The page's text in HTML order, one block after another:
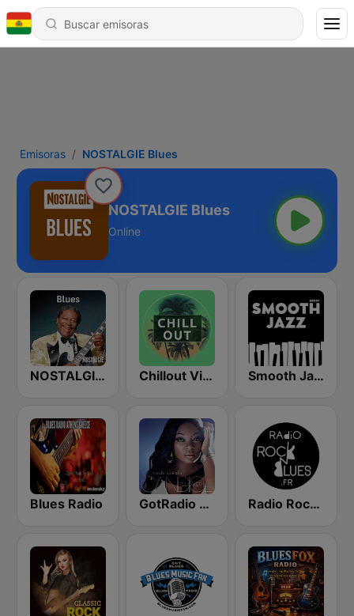
Emisoras NOSTALGIE Blues
NOSTALGIE Blues
Online
NOSTALGIE BLUES Chillout Vibes Smooth Jazz - Groov
Blues Radio GotRadio - Urban Lounge Radio Rock & Blues